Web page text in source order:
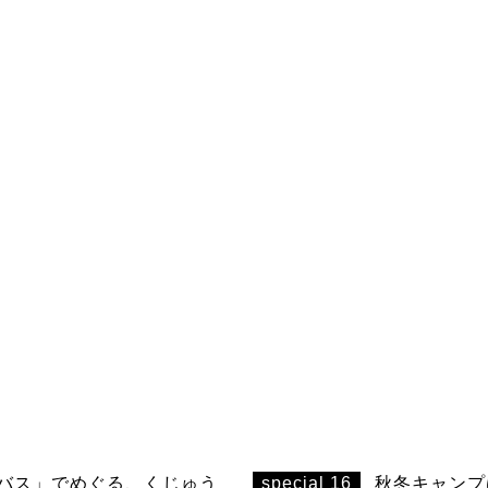
special 16 秋冬キャン